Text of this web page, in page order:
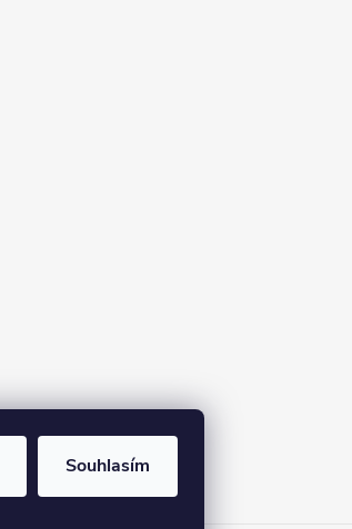
Souhlasím